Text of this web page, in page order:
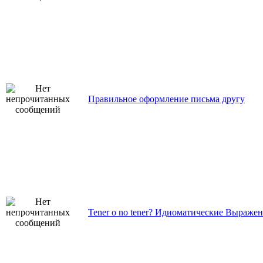
Правильное оформление письма другу
Tener o no tener? Идиоматические